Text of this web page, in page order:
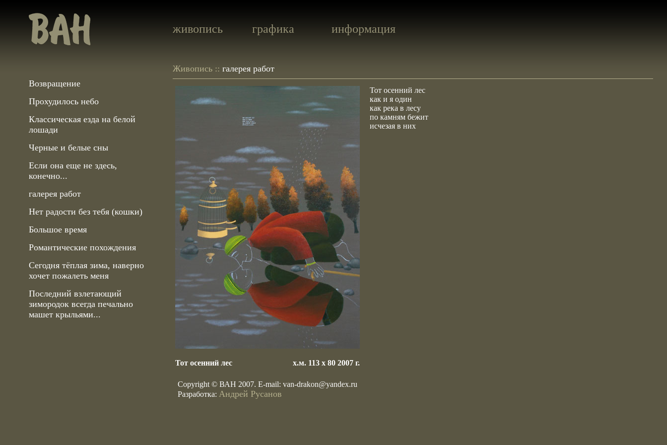
живопись графика информация
Возвращение
Прохудилось небо
Классическая езда на белой
лошади
Черные и белые сны
Если она еще не здесь,
конечно...
галерея работ
Нет радости без тебя (кошки)
Большое время
Романтические похождения
Сегодня тёплая зима, наверно
хочет пожалеть меня
Последний взлетающий
зимородок всегда печально
машет крыльями...
Живопись :: галерея работ
Тот осенний лес
как и я один
как река в лесу
по камням бежит
исчезая в них
Тот осенний лес х.м. 113 х 80 2007 г.
Copyright © ВАН 2007. E-mail: van-drakon@yandex.ru
Разработка: Андрей Русанов